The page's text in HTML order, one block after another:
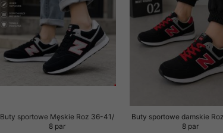
Buty sportowe Męskie Roz 36-41/
8 par
Buty sportowe damskie
8 par